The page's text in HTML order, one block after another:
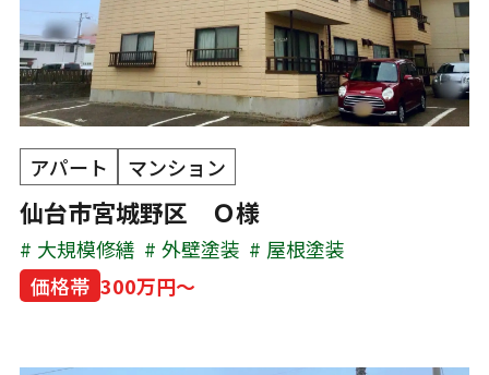
アパート マンション
仙台市宮城野区 Ｏ様
大規模修繕 外壁塗装
屋根塗装
価格帯 300万円～